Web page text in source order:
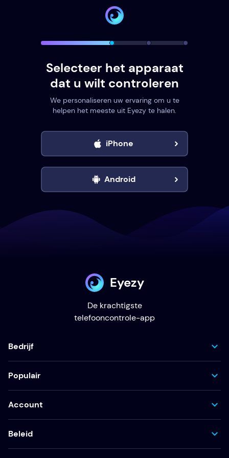
Selecteer het apparaat
dat u wilt controleren
We personaliseren uw ervaring om u te
helpen het meeste uit Eyezy te halen.
iPhone
Android
Eyezy
De krachtigste
telefooncontrole-app
Bedrijf
Populair
Account
Beleid